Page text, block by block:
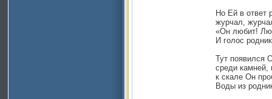
Но Ей в ответ
журчал,
«Он любит!
И голос
Тут появился
среди камней,
к скале Он
Воды из